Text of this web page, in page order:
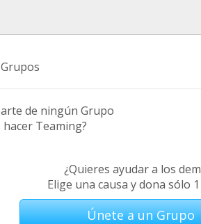
de ningún Grupo
hacer Teaming?
¿Quieres ayudar a los
Elige una causa y dona sólo
Únete a un Grupo